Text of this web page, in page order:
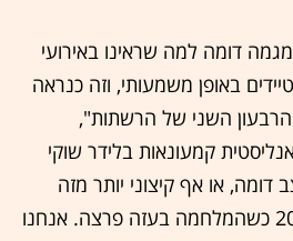
דומה למה שראינו באירועי
באופן משמעותי, וזה כנראה
הרבעון השני של הרשתות",
קמעונאות בלידר שוקי
דומה, או אף קיצוני יותר מזה
מברבעון הרביעי של 2023 כשהמלחמה בעזה פרצה. אנחנו